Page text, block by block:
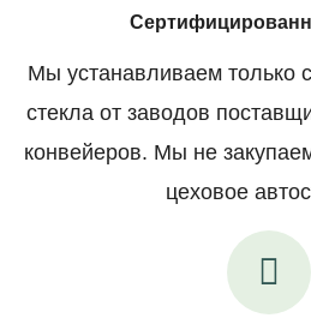
Мы устанавливаем только
стекла от заводов
конвейеров. Мы не
цеховое